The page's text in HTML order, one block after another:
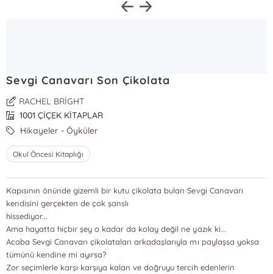
Sevgi Canavarı Son Çikolata
RACHEL BRİGHT
1001 ÇİÇEK KİTAPLAR
Hikayeler - Öyküler
Okul Öncesi Kitaplığı
Kapısının önünde gizemli bir kutu çikolata bulan Sevgi Canavarı
kendisini gerçekten de çok şanslı
hissediyor...
Ama hayatta hiçbir şey o kadar da kolay değil ne yazık ki...
Acaba Sevgi Canavarı çikolataları arkadaşlarıyla mı paylaşsa yoksa
tümünü kendine mi ayırsa?
Zor seçimlerle karşı karşıya kalan ve doğruyu tercih edenlerin